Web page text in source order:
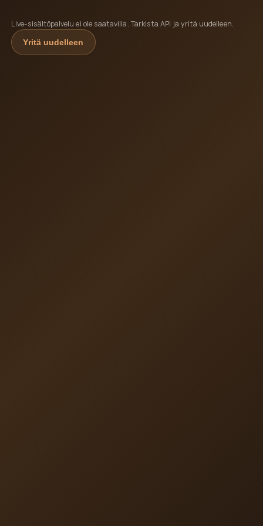
Live-sisältöpalvelu ei ole saatavilla. Tarkista API ja yritä uudelleen.
Yritä uudelleen